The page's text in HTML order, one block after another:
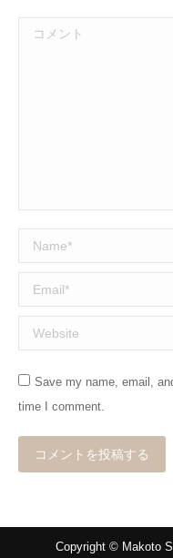
コメント
Name *
Email *
Website
Save my name, email,
time I comment.
コメントを投稿する
Copyright © Makoto